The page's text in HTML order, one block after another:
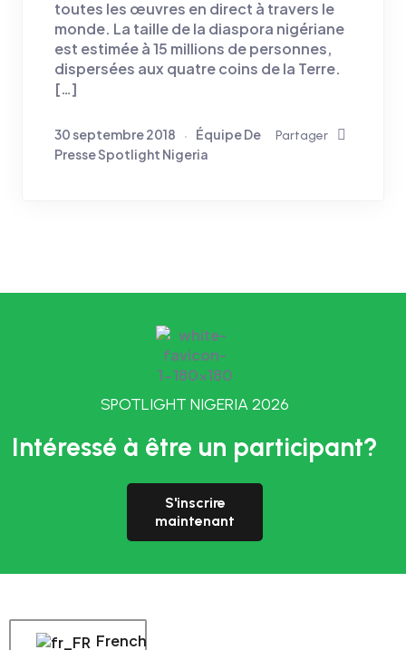
toutes les œuvres en direct à travers le
monde. La taille de la diaspora nigériane
est estimée à 15 millions de personnes,
dispersées aux quatre coins de la Terre.
[…]
Partager
30 septembre 2018
Équipe De
Presse Spotlight Nigeria
SPOTLIGHT NIGERIA 2026
Intéressé à être un participant?
S'inscrire
maintenant
French